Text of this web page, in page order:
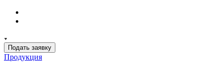
Подать заявку
Продукция